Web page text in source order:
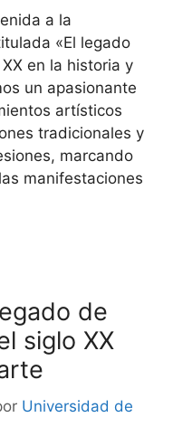
a la
«El legado
en la historia y
un apasionante
artísticos
tradicionales y
marcando
manifestaciones
de
siglo XX
Universidad de